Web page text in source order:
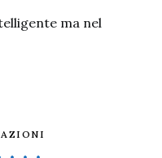
ma nel